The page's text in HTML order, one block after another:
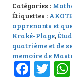
Catégories :
Étiquettes :
apprenants et
Kraké-Plage,
quatrième et de
memoire de